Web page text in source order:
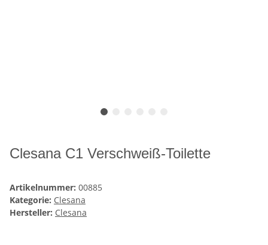
Clesana C1 Verschweiß-Toilette
Artikelnummer: 00885
Kategorie: Clesana
Hersteller: Clesana